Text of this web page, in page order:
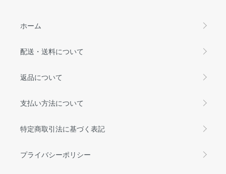
ホーム
配送・送料について
返品について
支払い方法について
特定商取引法に基づく表記
プライバシーポリシー